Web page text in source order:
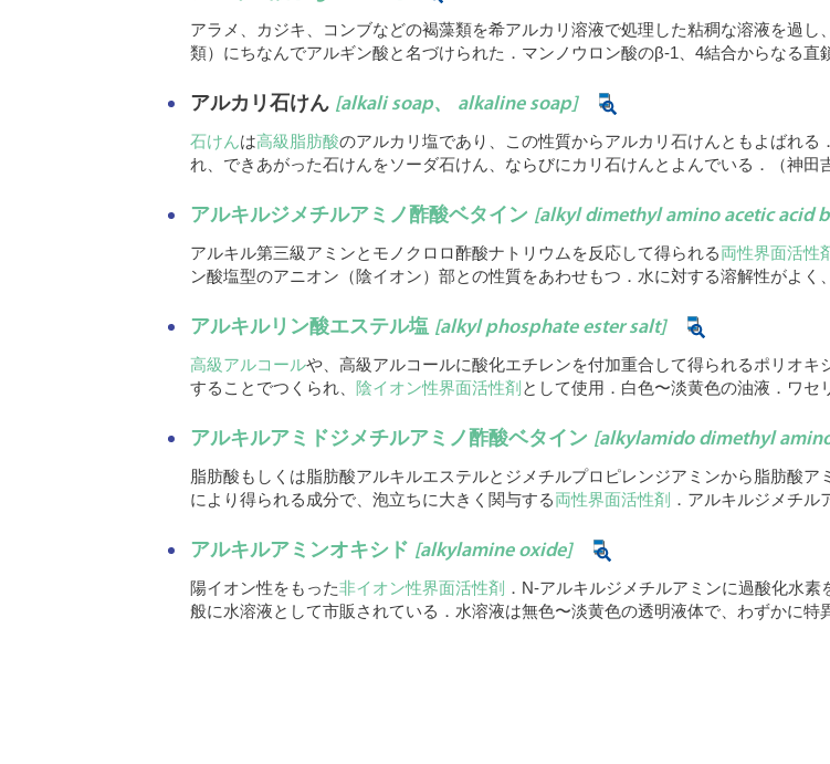
アラメ、カジキ、コンブなどの褐藻類を希アルカリ溶液で処理した粘稠な溶液を過
類）にちなんでアルギン酸と名づけられた．マンノウロン酸のβ-1、4結合からなる
アルカリ石けん [alkali soap、 alkaline soap]
石けんは高級脂肪酸のアルカリ塩であり、この性質からアルカリ石けんともよばれ
れ、できあがった石けんをソーダ石けん、ならびにカリ石けんとよんでいる．（神田
アルキルジメチルアミノ酢酸ベタイン [alkyl dimethyl amino acetic acid
アルキル第三級アミンとモノクロロ酢酸ナトリウムを反応して得られる両性界面活性
ン酸塩型のアニオン（陰イオン）部との性質をあわせもつ．水に対する溶解性がよく
アルキルリン酸エステル塩 [alkyl phosphate ester salt]
高級アルコールや、高級アルコールに酸化エチレンを付加重合して得られるポリオ
することでつくられ、 陰イオン性界面活性剤 として使用．白色〜淡黄色の油液．ワセ
アルキルアミドジメチルアミノ酢酸ベタイン [alkylamido dimethyl
脂肪酸もしくは脂肪酸アルキルエステルとジメチルプロピレンジアミンから脂肪酸
により得られる成分で、泡立ちに大きく関与する両性界面活性剤 ．アルキルジメチ
アルキルアミンオキシド [alkylamine oxide]
陽イオン性をもった非イオン性界面活性剤 ．N-アルキルジメチルアミンに過酸化水
般に水溶液として市販されている．水溶液は無色〜淡黄色の透明液体で、わずかに特